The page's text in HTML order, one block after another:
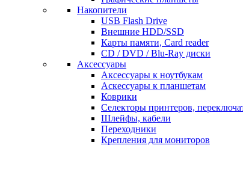
Накопители
USB Flash Drive
Внешние HDD/SSD
Карты памяти, Card reader
CD / DVD / Blu-Ray диски
Аксессуары
Аксессуары к ноутбукам
Аскессуары к планшетам
Коврики
Селекторы принтеров,
Шлейфы, кабели
Переходники
Крепления для мониторов